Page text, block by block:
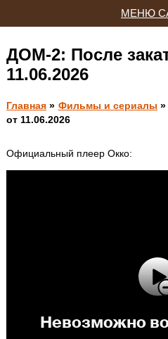
ДОМ-2: После
11.06.2026
Главная» Фильмы и сериалы »
от 11.06.2026
Официальный плеер Окко:
МЕНЮ